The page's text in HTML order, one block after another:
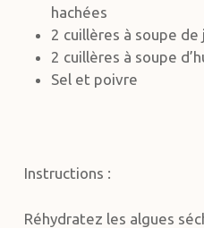
hachées
2 cuillères à soupe
2 cuillères à soupe
Sel et poivre
Instructions :
Réhydratez les algues